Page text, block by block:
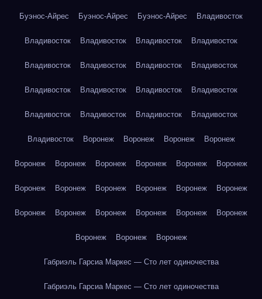
Буэнос-Айрес Буэнос-Айрес Буэнос-Айрес Владивосток
Владивосток Владивосток Владивосток Владивосток
Владивосток Владивосток Владивосток Владивосток
Владивосток Владивосток Владивосток Владивосток
Владивосток Владивосток Владивосток Владивосток
Владивосток Воронеж Воронеж Воронеж Воронеж
Воронеж Воронеж Воронеж Воронеж Воронеж Воронеж
Воронеж Воронеж Воронеж Воронеж Воронеж Воронеж
Воронеж Воронеж Воронеж Воронеж Воронеж Воронеж
Воронеж Воронеж Воронеж
Габриэль Гарсиа Маркес — Сто лет одиночества
Габриэль Гарсиа Маркес — Сто лет одиночества